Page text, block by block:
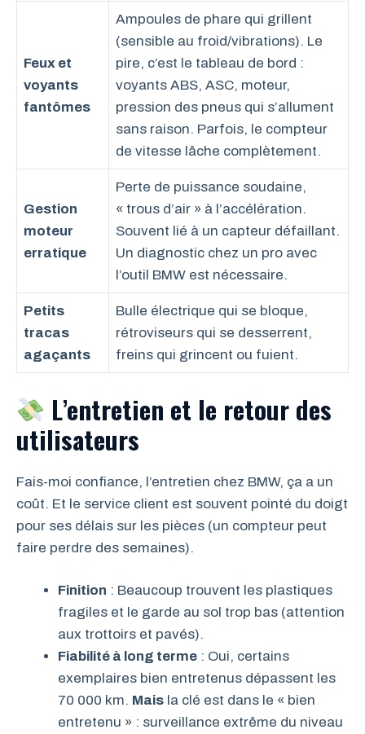
Feux et
voyants
fantômes
Ampoules de phare qui grillent
(sensible au froid/vibrations). Le
pire, c’est le tableau de bord :
voyants ABS, ASC, moteur,
pression des pneus qui s’allument
sans raison. Parfois, le compteur
de vitesse lâche complètement.
Gestion
moteur
erratique
Perte de puissance soudaine,
« trous d’air » à l’accélération.
Souvent lié à un capteur défaillant.
Un diagnostic chez un pro avec
l’outil BMW est nécessaire.
Petits
tracas
agaçants
Bulle électrique qui se bloque,
rétroviseurs qui se desserrent,
freins qui grincent ou fuient.
L’entretien et le retour des
utilisateurs
Fais-moi confiance, l’entretien chez BMW, ça a un
coût. Et le service client est souvent pointé du doigt
pour ses délais sur les pièces (un compteur peut
faire perdre des semaines).
Finition : Beaucoup trouvent les plastiques
fragiles et le garde au sol trop bas (attention
aux trottoirs et pavés).
Fiabilité à long terme : Oui, certains
exemplaires bien entretenus dépassent les
70 000 km. Mais la clé est dans le « bien
entretenu » : surveillance extrême du niveau